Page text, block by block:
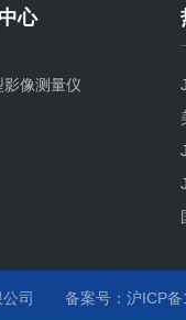
心
影像测量仪
公司 备案号：沪ICP